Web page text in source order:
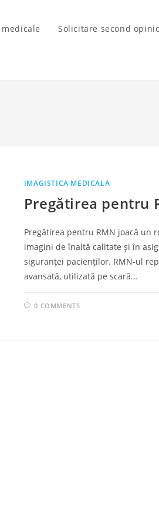
Solicitare second
IMAGISTICA MEDICALA
Pregătirea pentru
Pregătirea pentru RMN joacă un
imagini de înaltă calitate și în
siguranței pacienților. RMN-ul
avansată, utilizată pe scară…
0 COMMENTS